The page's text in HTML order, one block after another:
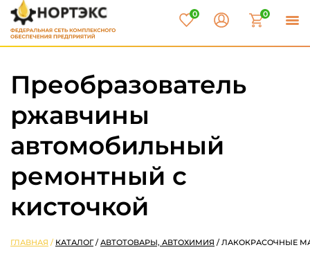
0 0
Преобразователь
ржавчины
автомобильный
ремонтный с
кисточкой
ГЛАВНАЯ / КАТАЛОГ/ АВТОТОВАРЫ, АВТОХИМИЯ / ЛАКОКРАСОЧНЫЕ